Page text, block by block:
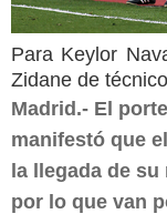
Para Keylor
Zidane de técnico
Madrid.- El
manifestó que
la llegada de
por lo que van